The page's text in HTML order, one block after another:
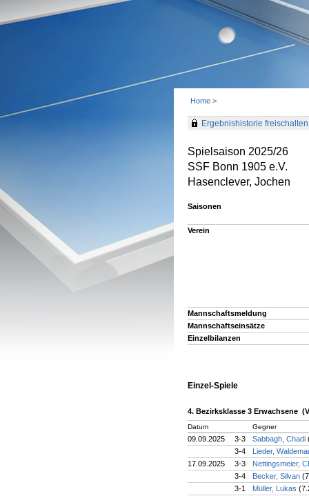
Home >
Ergebnishistorie freischalten
Spielsaison 2025/26
SSF Bonn 1905 e.V.
Hasenclever, Jochen
Saisonen
Verein
Mannschaftsmeldung
Mannschaftseinsätze
Einzelbilanzen
Einzel-Spiele
4. Bezirksklasse 3 Erwachsene
Datum Gegner
09.09.2025 3-3 Sabbagh, Chadi
3-4
Lieder,
17.09.2025
3-3
Nettingsmeier,
3-4
Becker, Silvan
3-1
Müller, Lukas